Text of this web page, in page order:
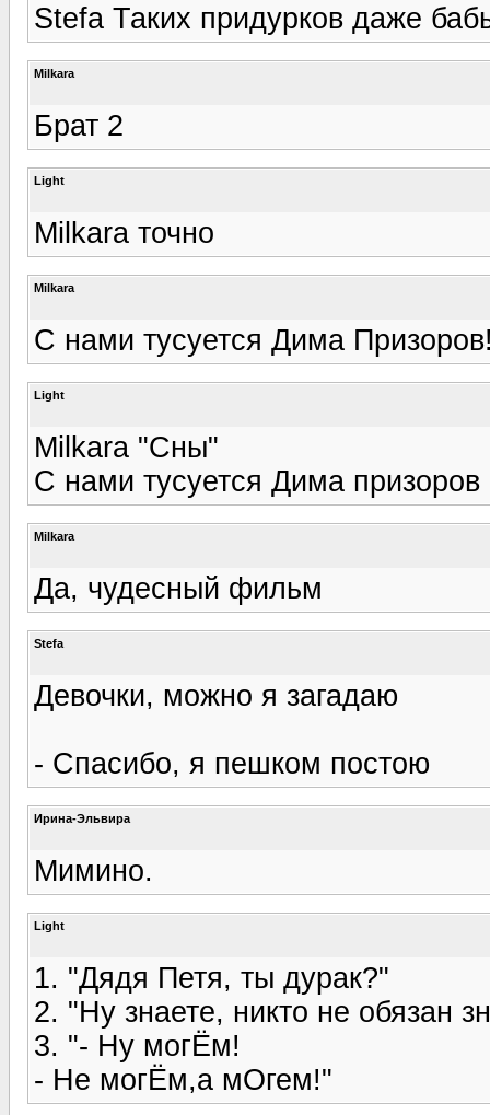
Stefa Таких придурков даже
Milkara
Брат 2
Light
Milkara точно
Milkara
С нами тусуется Дима
Light
Milkara "Сны"
С нами тусуется Дима
Milkara
Да, чудесный фильм
Stefa
Девочки, можно я загадаю
- Спасибо, я пешком постою
Ирина-Эльвира
Мимино.
Light
1. "Дядя Петя, ты дурак?"
2. "Ну знаете, никто не обязан
3. "- Ну могЁм!
- Не могЁм,а мОгем!"